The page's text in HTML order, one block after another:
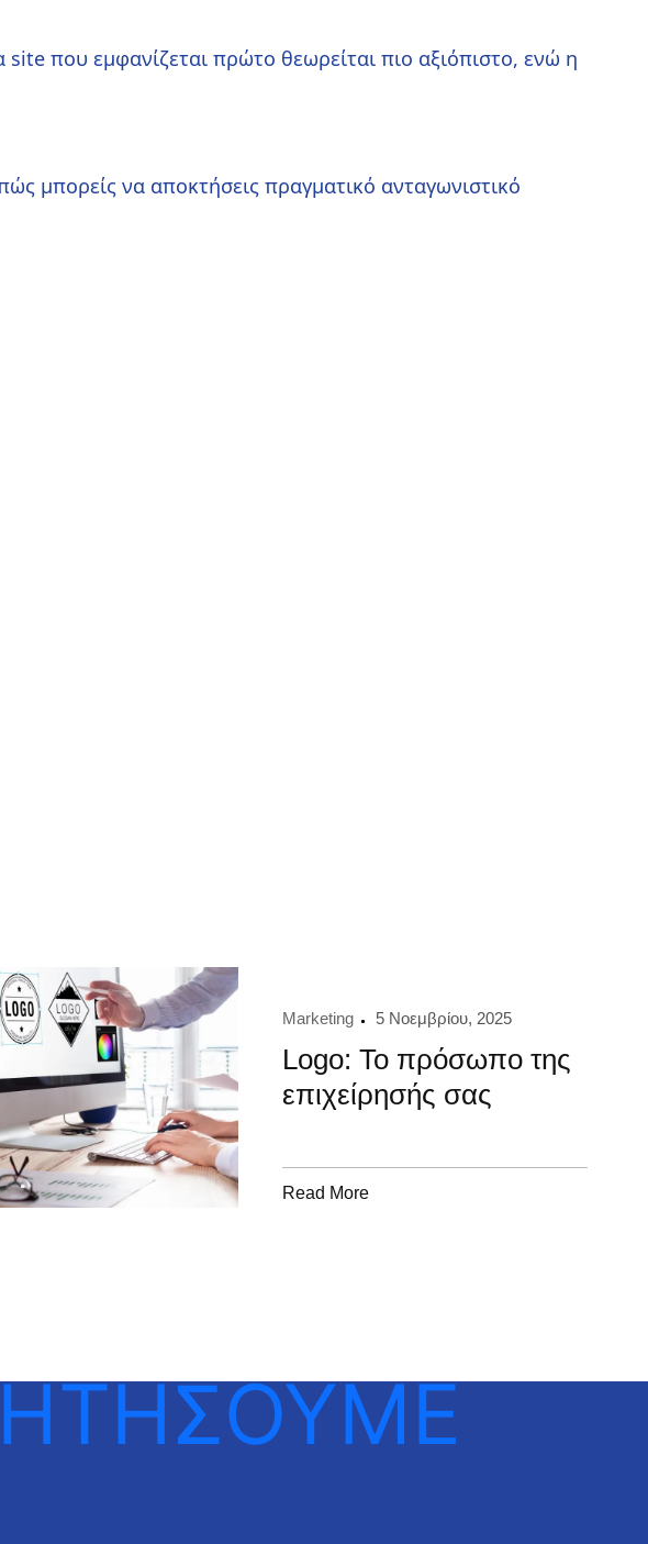
που εμφανίζεται πρώτο θεωρείται πιο αξιόπιστο, ενώ η
μπορείς να αποκτήσεις πραγματικό ανταγωνιστικό
Marketing 5 Νοεμβρίου, 2025
Logo: Το πρόσωπο της
επιχείρησής σας
Read More